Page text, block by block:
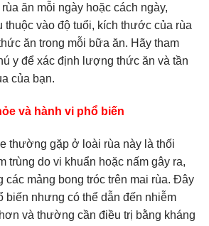
ăn mỗi ngày hoặc cách ngày,
thuộc vào độ tuổi, kích thước của rùa
ăn trong mỗi bữa ăn. Hãy tham
y để xác định lượng thức ăn và tần
của bạn.
và hành vi phổ biến
thường gặp ở loài rùa này là thối
trùng do vi khuẩn hoặc nấm gây ra,
các mảng bong tróc trên mai rùa. Đây
biến nhưng có thể dẫn đến nhiễm
và thường cần điều trị bằng kháng